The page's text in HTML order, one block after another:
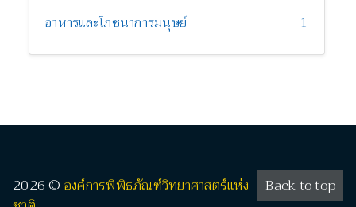
อาหารและโภชนาการมนุษย์
1
Back to top
2026 © องค์การพิพิธภัณฑ์วิทยาศาสตร์แห่ง